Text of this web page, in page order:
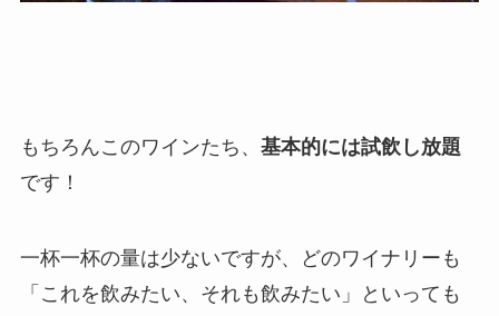
もちろんこのワインたち、 基本的には試飲し放題
です！
一杯一杯の量は少ないですが、どのワイナリーも
「これを飲みたい、それも飲みたい」といっても